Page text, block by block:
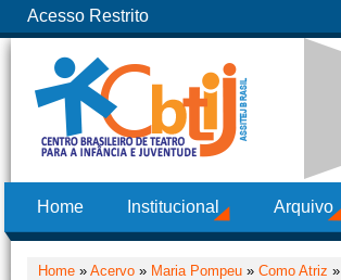
Acesso Restrito
Home Institucional Arquivo
Home » Acervo » Maria Pompeu » Como Atriz »